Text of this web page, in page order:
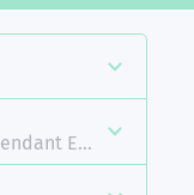
Emergences